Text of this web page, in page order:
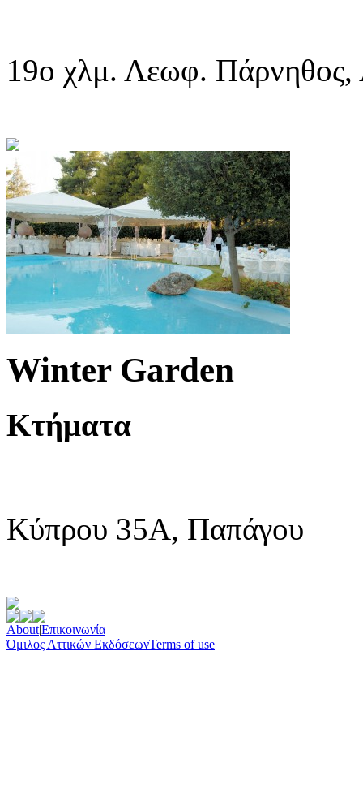
19o χλμ. Λεωφ. Πάρνηθος,
Winter Garden
Κτήματα
Κύπρου 35Α, Παπάγου
About|Επικοινωνία
Όμιλος Αττικών ΕκδόσεωνTerms of use